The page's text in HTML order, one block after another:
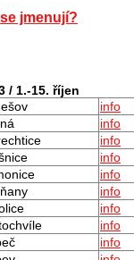
jmenují?
/ 1.-15. říjen
info
info
info
info
info
info
info
info
info